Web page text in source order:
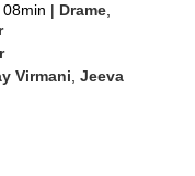
08min | Drame
Virmani ,Jeeva